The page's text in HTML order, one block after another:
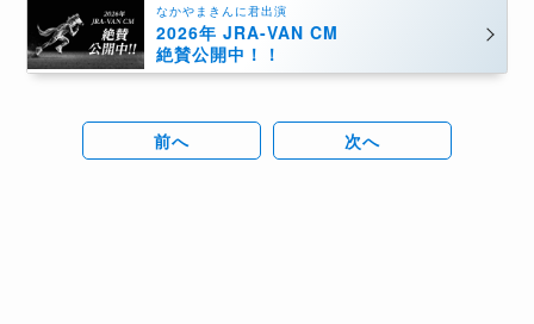
なかやまきんに君出演
2026年 JRA-VAN CM
絶賛公開中！！
前へ 次へ